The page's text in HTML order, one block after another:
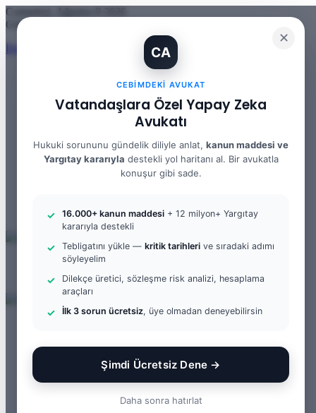
✕
CA
CEBIMDEKI AVUKAT
Vatandaşlara Özel Yapay Zeka
Avukatı
Hukuki sorununu gündelik diliyle anlat, kanun maddesi ve
Yargıtay kararıyla destekli yol haritanı al. Bir avukatla
konuşur gibi sade.
16.000+ kanun maddesi + 12 milyon+ Yargıtay
kararıyla destekli
Tebligatını yükle — kritik tarihleri ve sıradaki adımı
söyleyelim
Dilekçe üretici, sözleşme risk analizi, hesaplama
araçları
İlk 3 sorun ücretsiz, üye olmadan deneyebilirsin
Şimdi Ücretsiz Dene →
Daha sonra hatırlat
Cumartesi, Ağustos 8 2026
Güncel Makale
İhtiyaç Nedeniyle Tahliye: 9. Hukuk Dairesi 2025/7083 K.
Facebook
Instagram
WhatsApp
Arama yap ...
Arama yap ...
Kayıt Ol
Borçlar Hukuku
Ceza Hukuku
Gayrimenkul Hukuku
Medeni Hukuku
Tazminat Hukuku